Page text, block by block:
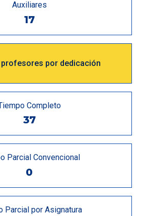
Auxiliares
17
profesores por dedicación
Completo
37
Parcial Convencional
0
Parcial por Asignatura